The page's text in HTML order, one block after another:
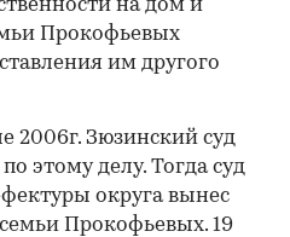
на дом и
Прокофьевых
им другого
2006г. Зюзинский суд
этому делу. Тогда суд
округа вынес
Прокофьевых. 19